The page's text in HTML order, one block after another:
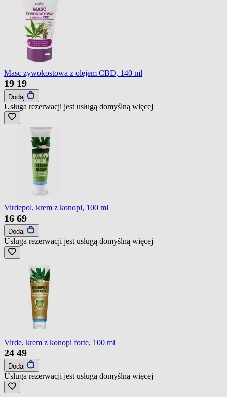
Masc zywokostowa z olejem CBD, 140 ml
19 19
Dodaj
Usługa rezerwacji jest usługą domyślną więcej
Virdepol, krem z konopi, 100 ml
16 69
Dodaj
Usługa rezerwacji jest usługą domyślną więcej
Virde, krem z konopi forte, 100 ml
24 49
Dodaj
Usługa rezerwacji jest usługą domyślną więcej